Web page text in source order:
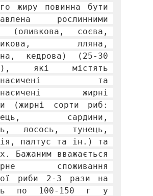
жиру повинна бути
рослинними
(оливкова, соєва,
лляна,
кедрова) (25-30
які містять
та
жирні
(жирні сорти риб:
сардини,
лосось, тунець,
палтус та ін.) та
Бажаним вважається
споживання
риби 2-3 рази на
по 100-150 г у